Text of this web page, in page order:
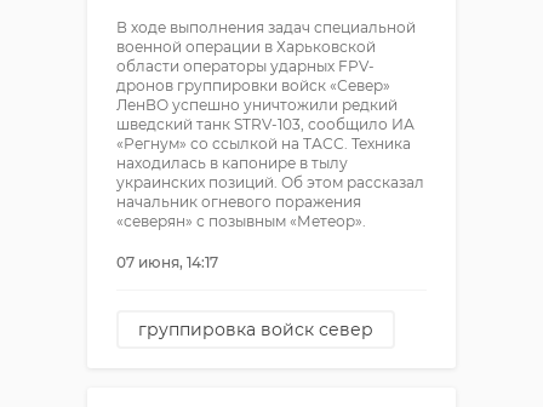
В ходе выполнения задач специальной
военной операции в Харьковской
области операторы ударных FPV-
дронов группировки войск «Север»
ЛенВО успешно уничтожили редкий
шведский танк STRV-103, сообщило ИА
«Регнум» со ссылкой на ТАСС. Техника
находилась в капонире в тылу
украинских позиций. Об этом рассказал
начальник огневого поражения
«северян» с позывным «Метеор».
07 июня, 14:17
группировка войск север